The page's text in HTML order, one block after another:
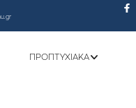
ΠΡΟΠΤΥΧΙΑΚΆ